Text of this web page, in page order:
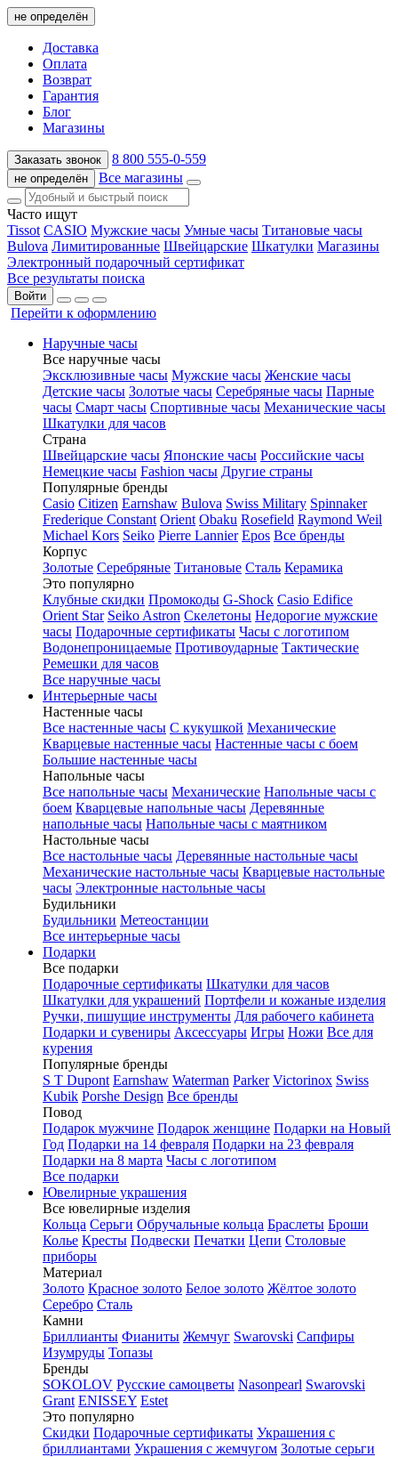
не определён
Доставка
Оплата
Возврат
Гарантия
Блог
Магазины
Заказать звонок 8 800 555-0-559
не определён Все магазины
Часто ищут
Tissot CASIO Мужские часы Умные часы Титановые часы
Bulova Лимитированные Швейцарские Шкатулки Магазины
Электронный подарочный сертификат
Все результаты поиска
Войти
Перейти к оформлению
Наручные часы
Все наручные часы
Эксклюзивные часы Мужские часы Женские часы
Детские часы Золотые часы Серебряные часы Парные
часы Смарт часы Спортивные часы Механические часы
Шкатулки для часов
Страна
Швейцарские часы Японские часы Российские часы
Немецкие часы Fashion часы Другие страны
Популярные бренды
Casio Citizen Earnshaw Bulova Swiss Military Spinnaker
Frederique Constant Orient Obaku Rosefield Raymond Weil
Michael Kors Seiko Pierre Lannier Epos Все бренды
Корпус
Золотые Серебряные Титановые Сталь Керамика
Это популярно
Клубные скидки Промокоды G-Shock Casio Edifice
Orient Star Seiko Astron Скелетоны Недорогие мужские
часы Подарочные сертификаты Часы с логотипом
Водонепроницаемые Противоударные Тактические
Ремешки для часов
Все наручные часы
Интерьерные часы
Настенные часы
Все настенные часы С кукушкой Механические
Кварцевые настенные часы Настенные часы с боем
Большие настенные часы
Напольные часы
Все напольные часы Механические Напольные часы с
боем Кварцевые напольные часы Деревянные
напольные часы Напольные часы с маятником
Настольные часы
Все настольные часы Деревянные настольные часы
Механические настольные часы Кварцевые настольные
часы Электронные настольные часы
Будильники
Будильники Метеостанции
Все интерьерные часы
Подарки
Все подарки
Подарочные сертификаты Шкатулки для часов
Шкатулки для украшений Портфели и кожаные изделия
Ручки, пишущие инструменты Для рабочего кабинета
Подарки и сувениры Аксессуары Игры Ножи Все для
курения
Популярные бренды
S T Dupont Earnshaw Waterman Parker Victorinox Swiss
Kubik Porshe Design Все бренды
Повод
Подарок мужчине Подарок женщине Подарки на Новый
Год Подарки на 14 февраля Подарки на 23 февраля
Подарки на 8 марта Часы с логотипом
Все подарки
Ювелирные украшения
Все ювелирные изделия
Кольца Серьги Обручальные кольца Браслеты Броши
Колье Кресты Подвески Печатки Цепи Столовые
приборы
Материал
Золото Красное золото Белое золото Жёлтое золото
Серебро Сталь
Камни
Бриллианты Фианиты Жемчуг Swarovski Сапфиры
Изумруды Топазы
Бренды
SOKOLOV Русские самоцветы Nasonpearl Swarovski
Grant ENISSEY Estet
Это популярно
Скидки Подарочные сертификаты Украшения с
бриллиантами Украшения с жемчугом Золотые серьги